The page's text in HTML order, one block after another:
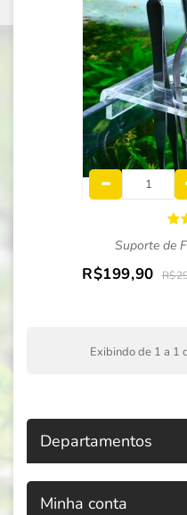
Suporte de
R$199,90
Exibindo de 1 a 1
Departamentos
Minha conta